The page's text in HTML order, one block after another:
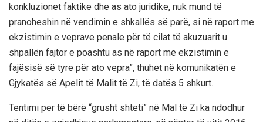
konkluzionet faktike dhe as ato juridike, nuk mund të
pranoheshin në vendimin e shkallës së parë, si në raport me
ekzistimin e veprave penale për të cilat të akuzuarit u
shpallën fajtor e poashtu as në raport me ekzistimin e
fajësisë së tyre për ato vepra”, thuhet në komunikatën e
Gjykatës së Apelit të Malit të Zi, të datës 5 shkurt.
Tentimi për të bërë “grusht shteti” në Mal të Zi ka ndodhur